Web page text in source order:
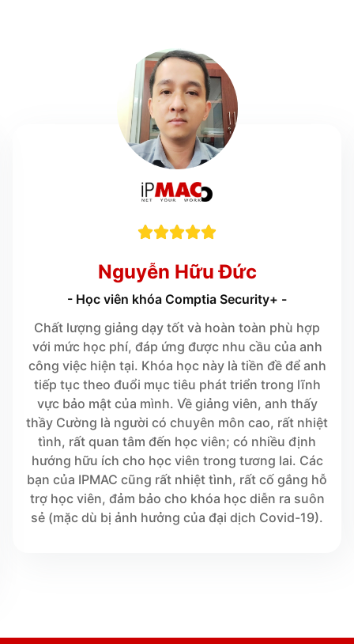

Nguyễn Hữu Đức
- Học viên khóa Comptia Security+ -
Chất lượng giảng dạy tốt và hoàn toàn phù hợp
với mức học phí, đáp ứng được nhu cầu của anh
công việc hiện tại. Khóa học này là tiền đề để anh
tiếp tục theo đuổi mục tiêu phát triển trong lĩnh
vực bảo mật của mình. Về giảng viên, anh thấy
thầy Cường là người có chuyên môn cao, rất nhiệt
tình, rất quan tâm đến học viên; có nhiều định
hướng hữu ích cho học viên trong tương lai. Các
bạn của IPMAC cũng rất nhiệt tình, rất cố gắng hỗ
trợ học viên, đảm bảo cho khóa học diễn ra suôn
sẻ (mặc dù bị ảnh hưởng của đại dịch Covid-19).